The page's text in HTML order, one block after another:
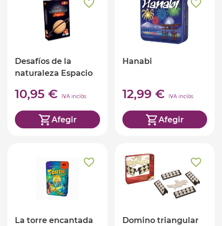
Desafíos de la
naturaleza Espacio
10,95 € IVA inclòs
Afegir
Hanabi
12,99 € IVA inclòs
Afegir
La torre encantada
Domino triangular